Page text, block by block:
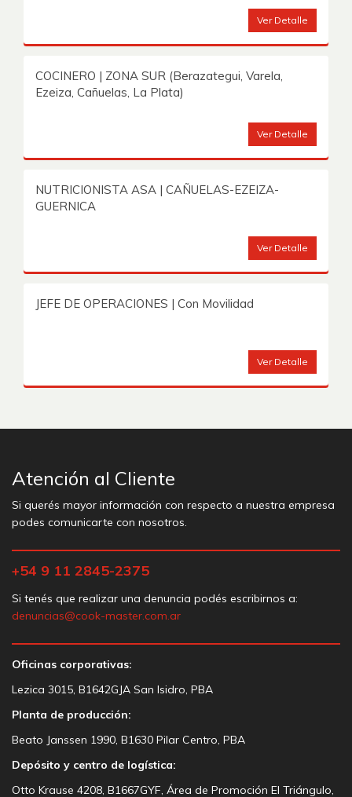
Ver Detalle
COCINERO | ZONA SUR (Berazategui, Varela,
Ezeiza, Cañuelas, La Plata)
Ver Detalle
NUTRICIONISTA ASA | CAÑUELAS-EZEIZA-
GUERNICA
Ver Detalle
JEFE DE OPERACIONES | Con Movilidad
Ver Detalle
Atención al Cliente
Si querés mayor información con respecto a nuestra empresa
podes comunicarte con nosotros.
+54 9 11 2845-2375
Si tenés que realizar una denuncia podés escribirnos a:
denuncias@cook-master.com.ar
Oficinas corporativas:
Lezica 3015, B1642GJA San Isidro, PBA
Planta de producción:
Beato Janssen 1990, B1630 Pilar Centro, PBA
Depósito y centro de logística:
Otto Krause 4208, B1667GYF, Área de Promoción El Triángulo,